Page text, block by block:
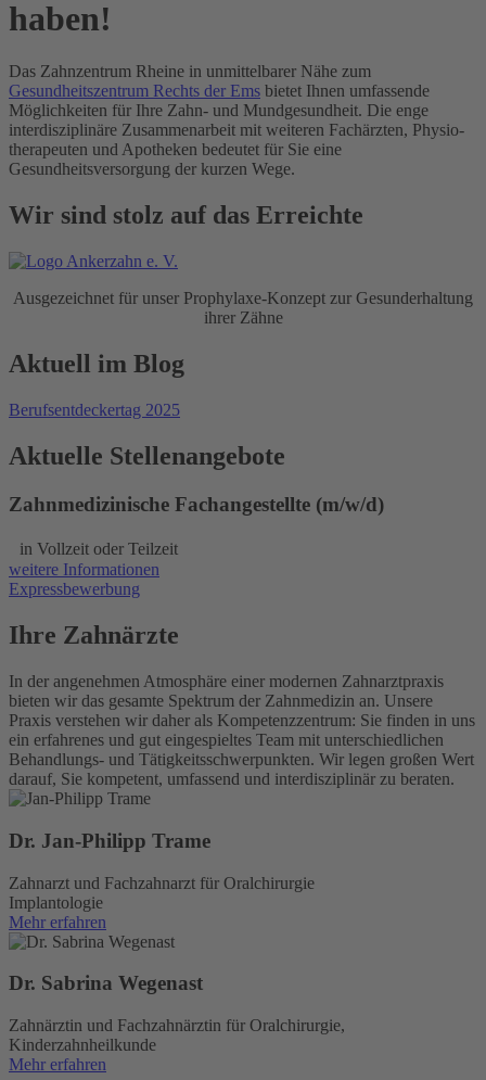
haben!
Das Zahnzentrum Rheine in unmittelbarer Nähe zum
Gesundheitszentrum Rechts der Ems bietet Ihnen umfassende
Möglichkeiten für Ihre Zahn- und Mundgesundheit. Die enge
interdisziplinäre Zusammenarbeit mit weiteren Fachärzten, Physio­
therapeuten und Apotheken bedeutet für Sie eine
Gesundheitsversorgung der kurzen Wege.
Wir sind stolz auf das Erreichte
Ausgezeichnet für unser Prophylaxe-Konzept zur Gesunderhaltung
ihrer Zähne
Aktuell im Blog
Berufsentdeckertag 2025
Aktuelle Stellen­angebote
Zahnmedizinische Fachangestellte (m/w/d)
in Vollzeit oder Teilzeit
weitere Informationen
Expressbewerbung
Ihre Zahnärzte
In der angenehmen Atmosphäre einer modernen Zahnarztpraxis
bieten wir das gesamte Spektrum der Zahnmedizin an. Unsere
Praxis verstehen wir daher als Kompetenzzentrum: Sie finden in uns
ein erfahrenes und gut eingespieltes Team mit unterschiedlichen
Behandlungs- und Tätigkeitsschwerpunkten. Wir legen großen Wert
darauf, Sie kompetent, umfassend und interdisziplinär zu beraten.
Dr. Jan-Philipp Trame
Zahnarzt und Fachzahnarzt für Oralchirurgie
Implantologie
Mehr erfahren
Dr. Sabrina Wegenast
Zahnärztin und Fachzahnärztin für Oralchirurgie,
Kinderzahnheilkunde
Mehr erfahren